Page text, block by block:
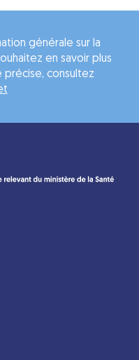
générale sur la
en savoir plus
précise, consultez